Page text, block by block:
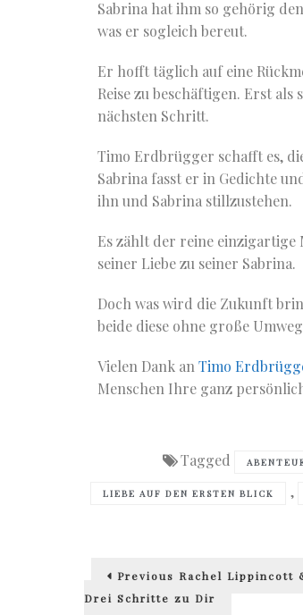
Sabrina hat ihm so gehörig
was er sogleich bereut.
Er hofft täglich auf eine
Reise zu beschäftigen. Erst
nächsten Schritt.
Timo Erdbrügger schafft es,
Sabrina fasst er in Gedichte
ihn und Sabrina stillzustehen.
Es zählt der reine
seiner Liebe zu seiner Sabrina.
Doch was wird die Zukunft
beide diese ohne große
Vielen Dank anTimo
Menschen Ihre ganz
Tagged
LIEBE AUF DEN ERSTEN BLICK ,
Beitragsnavigation
Previous Previous
Rachel Lippincott
Drei Schritte zu Dir